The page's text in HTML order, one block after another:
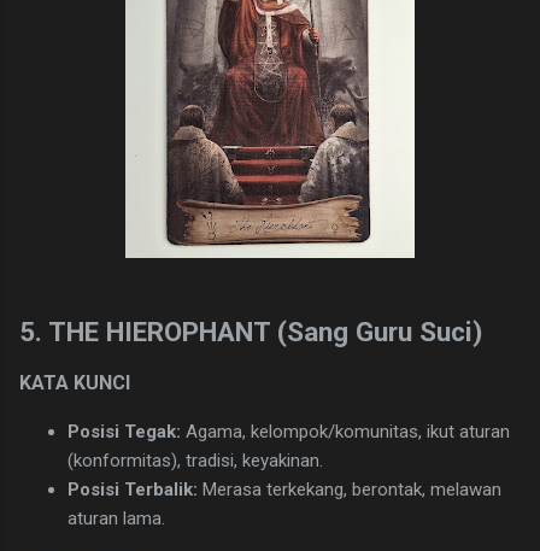
​5. THE HIEROPHANT (Sang Guru Suci)
​KATA KUNCI
Posisi Tegak: Agama, kelompok/komunitas, ikut aturan
(konformitas), tradisi, keyakinan.
Posisi Terbalik: Merasa terkekang, berontak, melawan
aturan lama.